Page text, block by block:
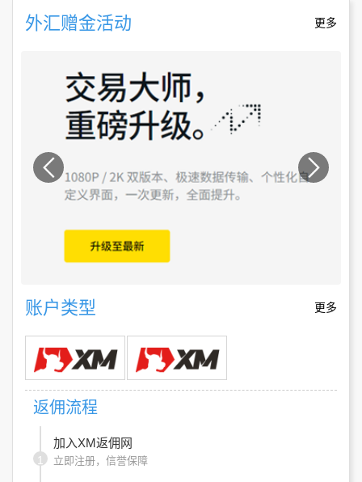
外汇赠金活动 更多
账户类型 更多
返佣流程
1
加入XM返佣网
立即注册，信誉保障